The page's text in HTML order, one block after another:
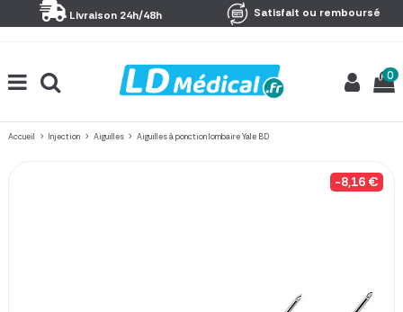
Livraison 24h/48h Satisfait ou remboursé
0
Accueil Injection Aiguilles Aiguilles à ponction lombaire Yale BD
-8,16 €
Panneau de gestion des cookies